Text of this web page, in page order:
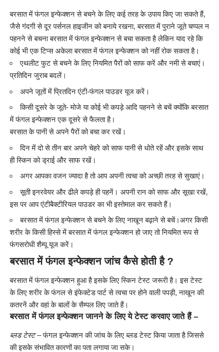
बरसात में फंगल इन्फेक्शन से बचने के लिए कई तरह के उपाय किए जा सकते हैं,
जैसे गंदगी से दूर पर्सनल हाइजीन को बनाये रखना, बरसात में पुराने जूते चप्पल न
पहनने से बचना बरसात में फंगल इन्फेक्शन से बचा सकता है लेकिन याद रहे कि
कोई भी एक टिप्स अकेला बरसात में फंगल इन्फेक्शन को नहीं रोक सकता है।
एथलीट फुट से बचने के लिए नियमित पैरों को साफ करें और नमी से बचाएं।
प्रतिदिन जुराब बदलें।
अपने जूतों में प्रितदिन एंटी-फंगल पाउडर यूज करें।
किसी दूसरे के जूते- मोजे या कोई भी कपड़े आदि पहनने से बचें क्योंकि बरसात
में फंगल इन्फेक्शन एक दूसरे से फैलता है।
बरसात के पानी से अपने पैरों को बचा कर रखें।
दिन में दो से तीन बार अपने चेहरे को साफ पानी से धोते रहें और इसके साथ
ही स्किन को ड्राई और साफ रखें।
अगर आपका वजन ज्यादा है तो आप अपनी त्वचा को अच्छी तरह से सुखाएं।
सूती इनरवेयर और ढीले कपड़े ही पहनें। अपनी रान को साफ और सूखा रखें,
इस पर आप एंटीबैक्टीरियल पाउडर का भी इस्तेमाल कर सकते हैं।
बरसात में फंगल इन्फेक्शन से बचने के लिए नाखून बढ़ाने से बचें।अगर किसी
शरीर के किसी हिस्से में बरसात में फंगल इन्फेक्शन हो जाए तो नियमित रूप से
फंगसरोधी शैम्पू यूज करें।
बरसात में फंगल इन्फेक्शन जांच कैसे होती है ?
बरसात में फंगलइन्फेक्शनहुआ है इसके लिए स्किन टेस्ट जरूरी है। इस टेस्ट
के लिए शरीर के फंगल से इंफेक्टेड पार्ट से त्वचा पर होने वाली पपड़ी, नाखून की
कतरनें और वहां के बालों के सैम्पल लिए जाते हैं।
बरसात में फंगल इन्फेक्शन जानने के लिए ये टेस्ट करवाए जाते हैं –
ब्लड टेस्ट–फंगल इन्फेक्शनकी जांच के लिए ब्लड टेस्ट किया जाता है जिससे
की इसके संभावित कारणों का पता लगाया जा सके।